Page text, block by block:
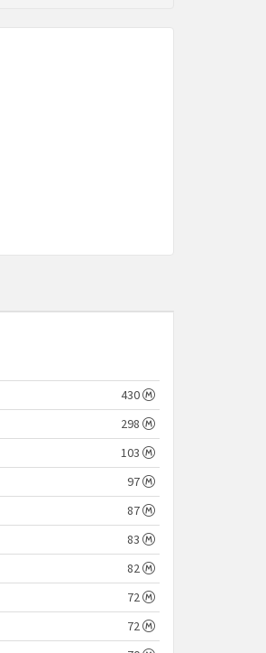
430
298
103
97
87
83
82
72
72